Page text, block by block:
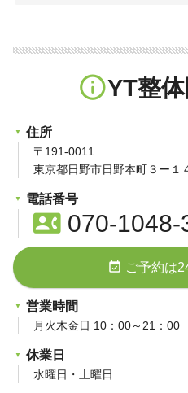
info_outlineYT整
住所
〒191-0011
東京都日野市日野本町３ー１
電話番号
contact_phone070-1048-
event_available ご予約は
営業時間
月火木金日 10：00～21：00
休業日
水曜日・土曜日